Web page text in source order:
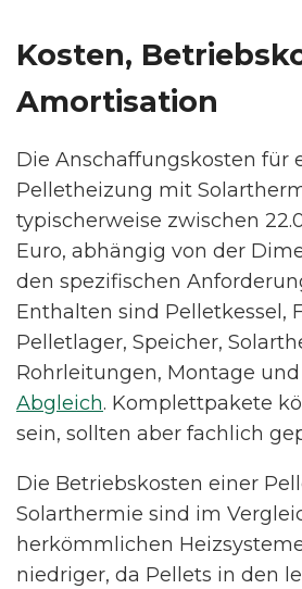
Kosten,
Amortisation
Die Anschaffungskosten für
Pelletheizung mit
typischerweise zwischen
Euro, abhängig von der
den spezifischen
Enthalten sind Pelletkessel,
Pelletlager, Speicher,
Rohrleitungen, Montage und
Abgleich. Komplettpakete
sein, sollten aber fachlich
Die Betriebskosten einer
Solarthermie sind im
herkömmlichen
niedriger, da Pellets in den